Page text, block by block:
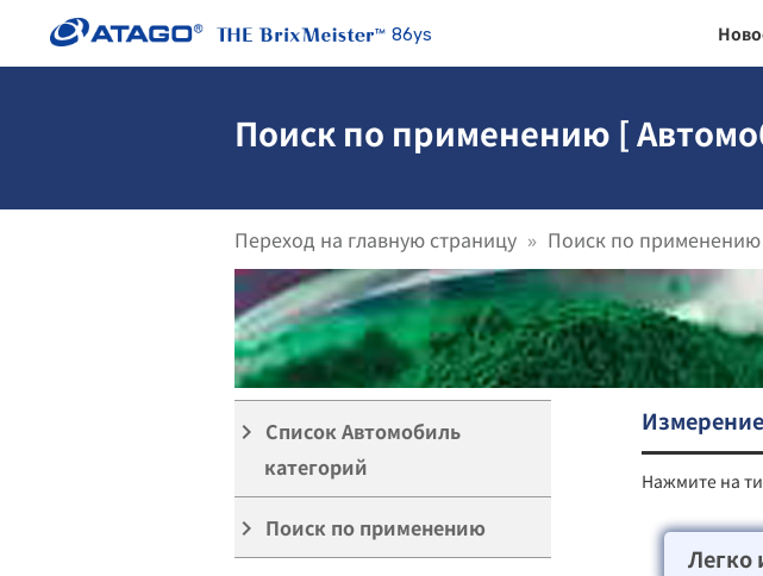
86ys
Поиск по применению [
преломления ]
Переход на главную страницу Поиск по применению
keyboard_arrow_right Список Автомобиль
категорий
keyboard_arrow_right Поиск по применению
Нажмите на
Легко